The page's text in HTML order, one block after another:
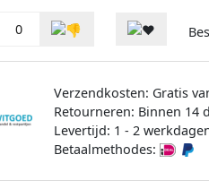
0
Verzendkosten: Gratis
Retourneren: Binnen 14
Levertijd: 1 - 2
Betaalmethodes: